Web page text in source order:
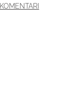
KOMENTARI